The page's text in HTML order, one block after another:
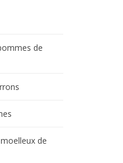
de
de